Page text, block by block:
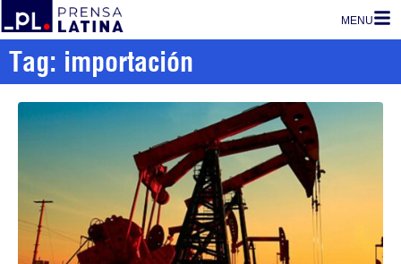
MENU
Tag: importación